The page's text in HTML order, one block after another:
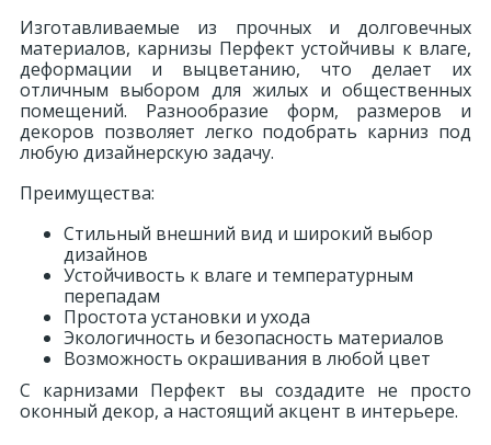
Изготавливаемые из прочных и долговечных
материалов, карнизы Перфект устойчивы к влаге,
деформации и выцветанию, что делает их
отличным выбором для жилых и общественных
помещений. Разнообразие форм, размеров и
декоров позволяет легко подобрать карниз под
любую дизайнерскую задачу.
Преимущества:
Стильный внешний вид и широкий выбор
дизайнов
Устойчивость к влаге и температурным
перепадам
Простота установки и ухода
Экологичность и безопасность материалов
Возможность окрашивания в любой цвет
С карнизами Перфект вы создадите не просто
оконный декор, а настоящий акцент в интерьере.